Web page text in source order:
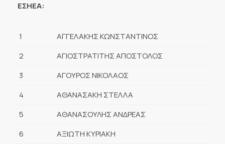
ΕΣΗΕΑ:
1
ΑΓΓΕΛΑΚΗΣ ΚΩΝΣΤΑΝΤΙΝΟΣ
2
ΑΓΙΟΣΤΡΑΤΙΤΗΣ ΑΠΟΣΤΟΛΟΣ
3
ΑΓΟΥΡΟΣ ΝΙΚΟΛΑΟΣ
4
ΑΘΑΝΑΣΑΚΗ ΣΤΕΛΛΑ
5
ΑΘΑΝΑΣΟΥΛΗΣ ΑΝΔΡΕΑΣ
6
ΑΞΙΩΤΗ ΚΥΡΙΑΚΗ